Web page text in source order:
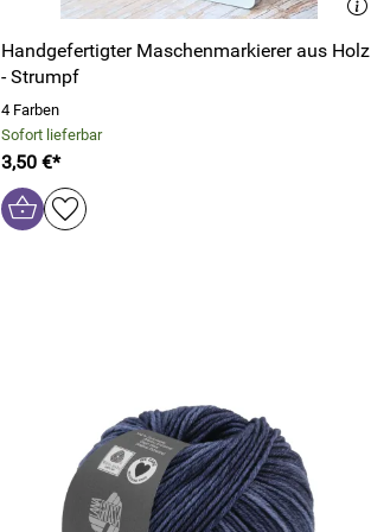
Handgefertigter Maschenmarkierer aus Holz
- Strumpf
4 Farben
Sofort lieferbar
3,50 €*